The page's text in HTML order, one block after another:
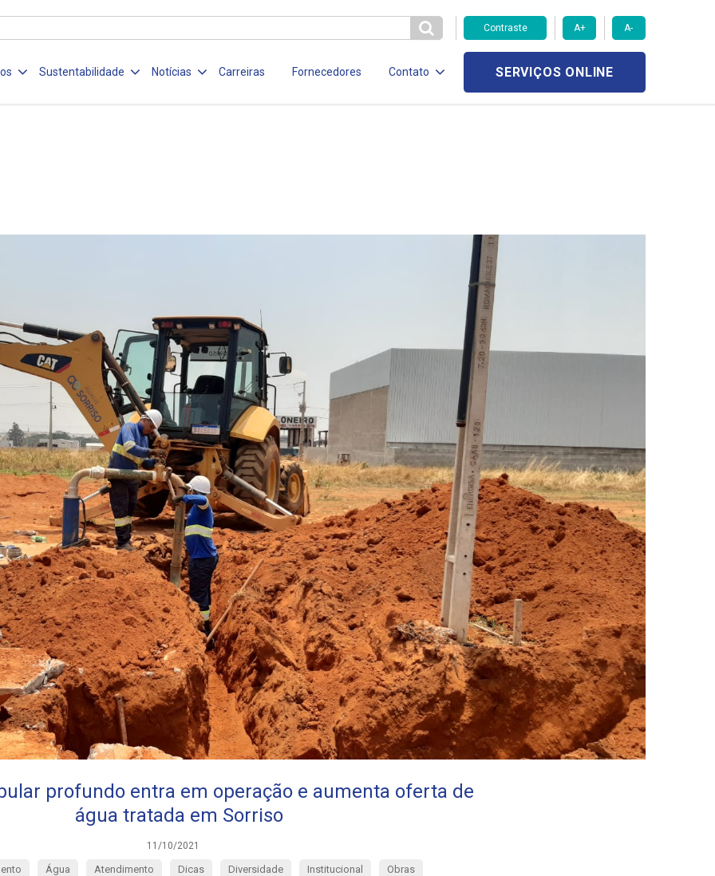
Contraste A+ A-
Sustentabilidade Notícias Carreiras Fornecedores Contato SERVIÇOS ONLINE
profundo entra em operação e aumenta oferta de
água tratada em Sorriso
11/10/2021
Água Atendimento Dicas Diversidade Institucional Obras